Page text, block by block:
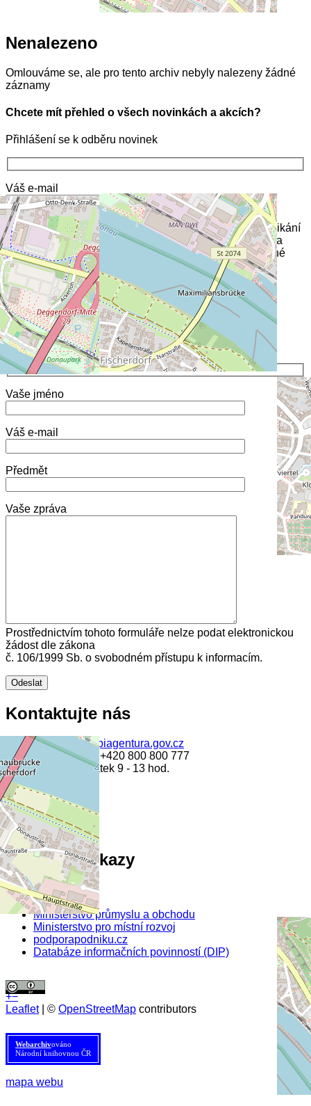
+−
Leaflet| © OpenStreetMap contributors
Nenalezeno
Omlouváme se, ale pro tento archiv nebyly nalezeny žádné
záznamy
Chcete mít přehled o všech novinkách a akcích?
Přihlášení se k odběru novinek
Váš e-mail
Přihlášením k odběru newsletteru Agentury pro podnikání
a inovace (API) vyjadřuji souhlas se zasíláním novinek a
pozvánek na akce k tématu OP PIK/OP TAK a k příbuzné
problematice.
Máte dotaz?
Zeptejte se nás
Vaše jméno
Váš e-mail
Předmět
Vaše zpráva
Prostřednictvím tohoto formuláře nelze podat elektronickou
žádost dle zákona
č. 106/1999 Sb. o svobodném přístupu k informacím.
Kontaktujte nás
programy@apiagentura.gov.cz
Zelená linka: +420 800 800 777
pondělí až pátek 9 - 13 hod.
Užitečné odkazy
Kariéra v API
optak.cz
Ministerstvo průmyslu a obchodu
Ministerstvo pro místní rozvoj
podporapodniku.cz
Databáze informačních povinností (DIP)
© 2026 Agentura pro podnikání a inovace. Textový obsah webu je šířen
pod licencí
Tato licence se nevztahuje na obrazový materiál třetích stran (např. Shutterstock), jehož další
Webarchivováno
Národní knihovnou ČR
mapa webu